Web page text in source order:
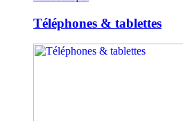
Téléphones & tablettes